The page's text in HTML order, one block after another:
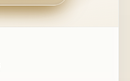
開團
嗎？